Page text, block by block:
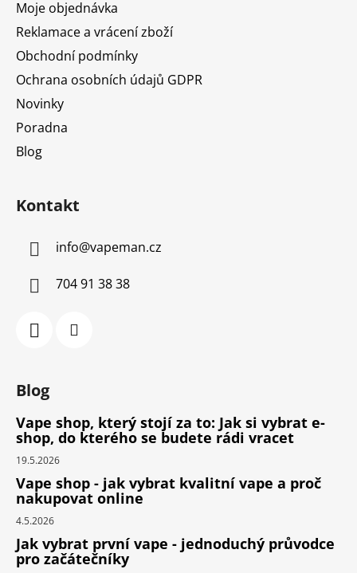
Moje objednávka
Reklamace a vrácení zboží
Obchodní podmínky
Ochrana osobních údajů GDPR
Novinky
Poradna
Blog
Kontakt
info@vapeman.cz
704 91 38 38
Blog
Vape shop, který stojí za to: Jak si vybrat e-
shop, do kterého se budete rádi vracet
19.5.2026
Vape shop - jak vybrat kvalitní vape a proč
nakupovat online
4.5.2026
Jak vybrat první vape - jednoduchý průvodce
pro začátečníky